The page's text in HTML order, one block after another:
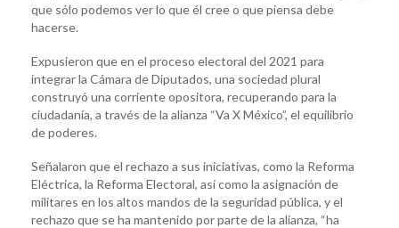
que sólo podemos ver lo que él cree o que piensa debe
hacerse.
Expusieron que en el proceso electoral del 2021 para
integrar la Cámara de Diputados, una sociedad plural
construyó una corriente opositora, recuperando para la
ciudadanía, a través de la alianza “Va X México”, el equilibrio
de poderes.
Señalaron que el rechazo a sus iniciativas, como la Reforma
Eléctrica, la Reforma Electoral, así como la asignación de
militares en los altos mandos de la seguridad pública, y el
rechazo que se ha mantenido por parte de la alianza, “ha